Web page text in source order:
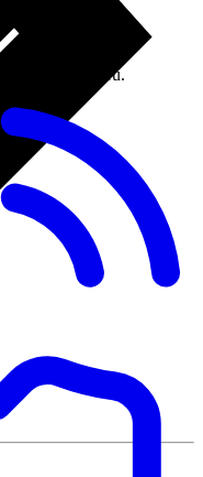
klientu centru.